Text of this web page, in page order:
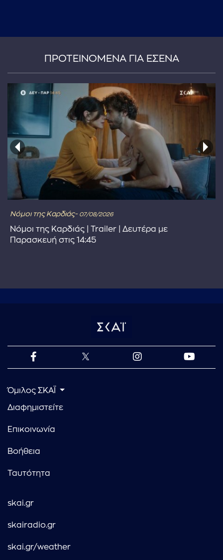
ΠΡΟΤΕΙΝΟΜΕΝΑ ΓΙΑ ΕΣΕΝΑ
Νόμοι της Καρδιάς- 07/08/2026
Νόμοι της Καρδιάς | Trailer | Δευτέρα με
Παρασκευή στις 14:45
Όμιλος ΣΚΑΪ
Διαφημιστείτε
Επικοινωνία
Βοήθεια
Ταυτότητα
skai.gr
skairadio.gr
skai.gr/weather